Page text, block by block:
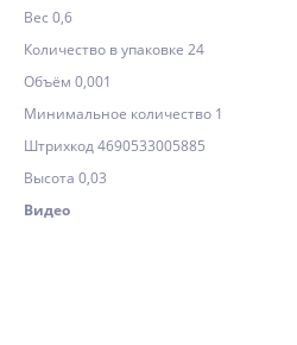
Вес 0,6
Количество в упаковке 24
Объём 0,001
Минимальное количество 1
Штрихкод 4690533005885
Высота 0,03
Видео